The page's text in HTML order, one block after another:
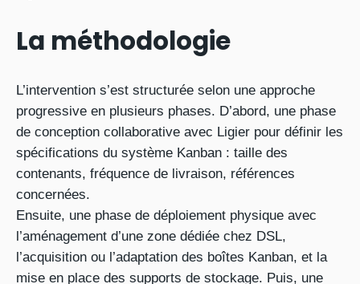
La méthodologie
L’intervention s’est structurée selon une approche
progressive en plusieurs phases. D’abord, une phase
de conception collaborative avec Ligier pour définir les
spécifications du système Kanban : taille des
contenants, fréquence de livraison, références
concernées.
Ensuite, une phase de déploiement physique avec
l’aménagement d’une zone dédiée chez DSL,
l’acquisition ou l’adaptation des boîtes Kanban, et la
mise en place des supports de stockage. Puis, une